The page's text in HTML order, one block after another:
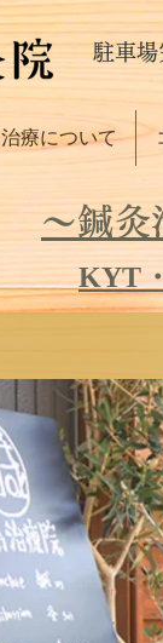
駐車場
治療について
～鍼灸
KYT